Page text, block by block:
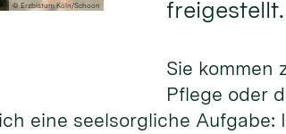
© Erzbistum Köln/Schoon
freigestellt.
Sie kommen
Pflege oder
eine seelsorgliche Aufgabe: